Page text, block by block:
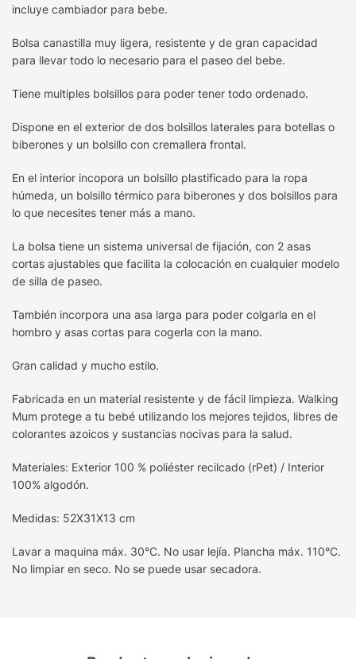
incluye cambiador para bebe.
Bolsa canastilla muy ligera, resistente y de gran capacidad
para llevar todo lo necesario para el paseo del bebe.
Tiene multiples bolsillos para poder tener todo ordenado.
Dispone en el exterior de dos bolsillos laterales para botellas o
biberones y un bolsillo con cremallera frontal.
En el interior incopora un bolsillo plastificado para la ropa
húmeda, un bolsillo térmico para biberones y dos bolsillos para
lo que necesites tener más a mano.
La bolsa tiene un sistema universal de fijación, con 2 asas
cortas ajustables que facilita la colocación en cualquier modelo
de silla de paseo.
También incorpora una asa larga para poder colgarla en el
hombro y asas cortas para cogerla con la mano.
Gran calidad y mucho estilo.
Fabricada en un material resistente y de fácil limpieza. Walking
Mum protege a tu bebé utilizando los mejores tejidos, libres de
colorantes azoicos y sustancias nocivas para la salud.
Materiales: Exterior 100 % poliéster recilcado (rPet) / Interior
100% algodón.
Medidas: 52X31X13 cm
Lavar a maquina máx. 30°C. No usar lejía. Plancha máx. 110°C.
No limpiar en seco. No se puede usar secadora.